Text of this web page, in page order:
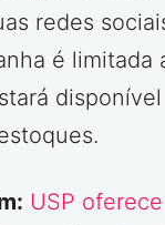
redes
é limitada
USP